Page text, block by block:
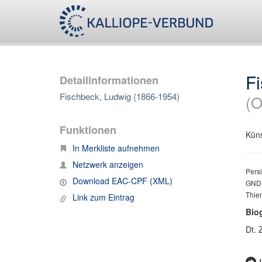
Detailinformationen
Fischbeck, Ludwig (1866-1954)
Funktionen
In Merkliste aufnehmen
Netzwerk anzeigen
Download EAC-CPF (XML)
Link zum Eintrag
Dt.